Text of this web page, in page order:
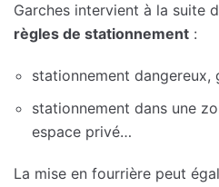
Garches intervient à la suite
règles de stationnement :
stationnement dangereux,
stationnement dans une
espace privé…
La mise en fourrière peut